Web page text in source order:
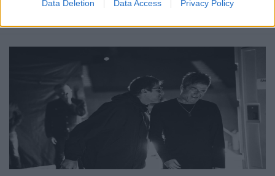
Data Deletion Data Access Privacy Policy